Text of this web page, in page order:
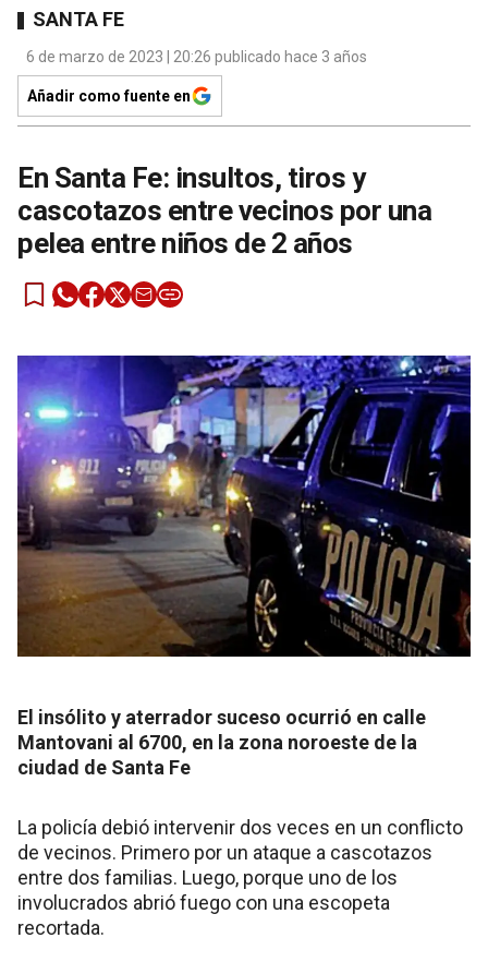
SANTA FE
6 de marzo de 2023 | 20:26 publicado hace 3 años
Añadir como fuente en
En Santa Fe: insultos, tiros y
cascotazos entre vecinos por una
pelea entre niños de 2 años
El insólito y aterrador suceso ocurrió en calle
Mantovani al 6700, en la zona noroeste de la
ciudad de Santa Fe
La policía debió intervenir dos veces en un conflicto
de vecinos. Primero por un ataque a cascotazos
entre dos familias. Luego, porque uno de los
involucrados abrió fuego con una escopeta
recortada.